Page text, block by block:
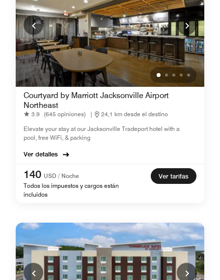
Courtyard by Marriott Jacksonville Airport
Northeast
3.9 (645 opiniones) |
24,1 km desde el destino
Elevate your stay at our Jacksonville Tradeport hotel with a
pool, free WiFi, & parking
Ver detalles
140 USD / Noche
Todos los impuestos y cargos están
incluidos
Ver tarifas